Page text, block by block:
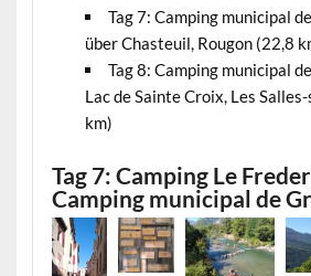
Tag 7: Camping municipal
über Chasteuil, Rougon (22,8
Tag 8: Camping municipal
Lac de Sainte Croix, Les
km)
Tag 7: Camping Le
Camping municipal de